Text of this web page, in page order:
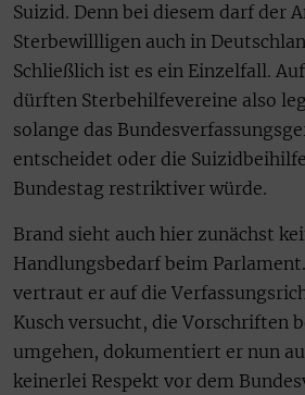
Suizid. Denn bei diesem darf der
Sterbewillligen auch in
Schließlich ist es ein Einzelfall.
dürften Sterbehilfevereine also
solange das
entscheidet oder die
Bundestag restriktiver würde.
Brand sieht auch hier zunächst
Handlungsbedarf beim
vertraut er auf die
Kusch versucht, die Vorschriften
umgehen, dokumentiert er nun
keinerlei Respekt vor dem